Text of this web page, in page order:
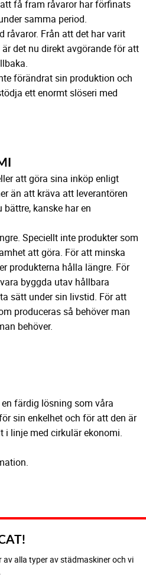
få fram råvaror har förfinats
samma period.
råvaror. Från att det har varit
det nu direkt avgörande för att
förändrat sin produktion och
ett enormt slöseri med
att göra sina inköp enligt
än att kräva att leverantören
kanske har en
Speciellt inte produkter som
att göra. För att minska
produkterna hålla längre. För
byggda utav hållbara
sätt under sin livstid. För att
produceras så behöver man
behöver.
färdig lösning som våra
sin enkelhet och för att den är
i linje med cirkulär ekonomi.
alla typer av städmaskiner och vi